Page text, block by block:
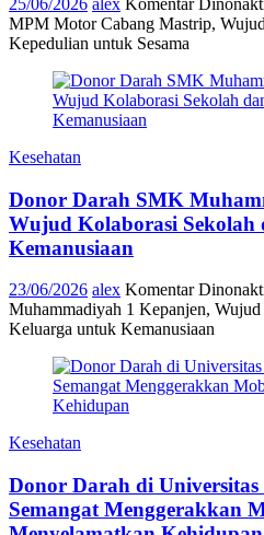
25/06/2026 alex Komentar
MPM Motor Cabang Mastrip,
Kepedulian untuk Sesama
Kesehatan
Donor Darah SMK
Wujud Kolaborasi
Kemanusiaan
23/06/2026 alex Komentar
Muhammadiyah 1 Kepanjen,
Keluarga untuk Kemanusiaan
Kesehatan
Donor Darah di
Semangat Menggerakkan